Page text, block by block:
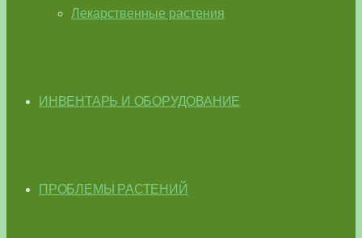
Лекарственные растения
ИНВЕНТАРЬ И ОБОРУДОВАНИЕ
ПРОБЛЕМЫ РАСТЕНИЙ